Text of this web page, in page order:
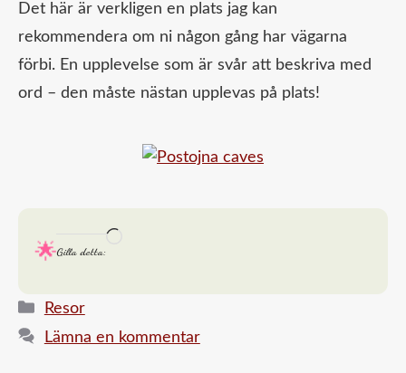
Det här är verkligen en plats jag kan
rekommendera om ni någon gång har vägarna
förbi. En upplevelse som är svår att beskriva med
ord – den måste nästan upplevas på plats!
Gilla detta:
Kategorier
Resor
Lämna en kommentar